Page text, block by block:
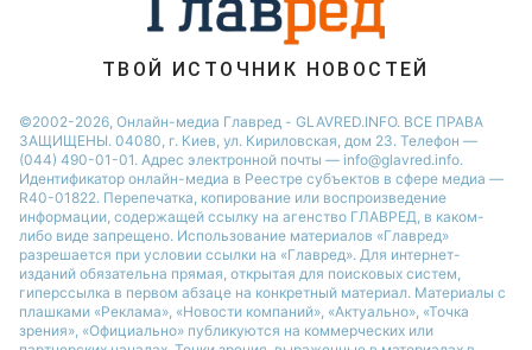
ТВОЙ ИСТОЧНИК НОВОСТЕЙ
©2002-2026, Онлайн-медиа Главред - GLAVRED.INFO. ВСЕ ПРАВА
ЗАЩИЩЕНЫ. 04080, г. Киев, ул. Кириловская, дом 23. Телефон —
(044) 490-01-01. Адрес электронной почты — info@glavred.info.
Идентификатор онлайн-медиа в Реестре cубъектов в сфере медиа —
R40-01822. Перепечатка, копирование или воспроизведение
информации, содержащей ссылку на агенство ГЛАВРЕД, в каком-
либо виде запрещено. Использование материалов «Главред»
разрешается при условии ссылки на «Главред». Для интернет-
изданий обязательна прямая, открытая для поисковых систем,
гиперссылка в первом абзаце на конкретный материал. Материалы с
плашками «Реклама», «Новости компаний», «Актуально», «Точка
зрения», «Официально» публикуются на коммерческих или